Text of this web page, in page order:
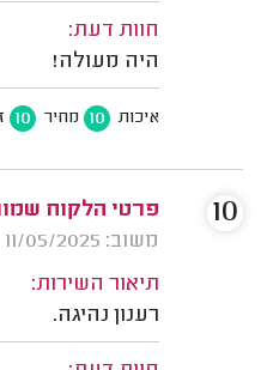
חוות דעת:
היה מעולה!
איכות 10 מחיר 10
פרטי הלקוח
משוב: 11/05/2025
תיאור השירות:
רענון נהיגה.
10